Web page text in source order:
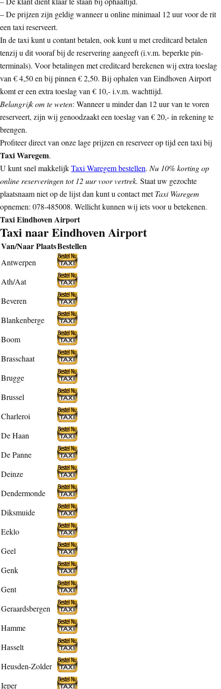
– De prijzen zijn geldig wanneer u online minimaal 12 uur voor de rit
een taxi reserveert.
In de taxi kunt u contant betalen, ook kunt u met creditcard betalen
tenzij u dit vooraf bij de reservering aangeeft (i.v.m. beperkte pin-
terminals). Voor betalingen met creditcard berekenen wij extra toeslag
van € 4,50 en bij pinnen € 2,50. Bij ophalen van Eindhoven Airport
komt er een extra toeslag van € 10,- i.v.m. wachttijd.
Belangrijk om te weten: Wanneer u minder dan 12 uur van te voren
reserveert, zijn wij genoodzaakt een toeslag van € 20,- in rekening te
brengen.
Profiteer direct van onze lage prijzen en reserveer op tijd een taxi bij
Taxi Waregem.
U kunt snel makkelijkTaxi Waregem bestellen. Nu 10% korting op
online reserveringen tot 12 uur voor vertrek. Staat uw gezochte
plaatsnaam niet op de lijst dan kunt u contact metTaxi Waregem
opnemen: 078-485008. Wellicht kunnen wij iets voor u betekenen.
Taxi Eindhoven Airport
Taxi naar Eindhoven Airport
Van/Naar PlaatsBestellen
Antwerpen
Ath/Aat
Beveren
Blankenberge
Boom
Brasschaat
Brugge
Brussel
Charleroi
De Haan
De Panne
Deinze
Dendermonde
Diksmuide
Eeklo
Geel
Genk
Gent
Geraardsbergen
Hamme
Hasselt
Heusden-Zolder
Ieper